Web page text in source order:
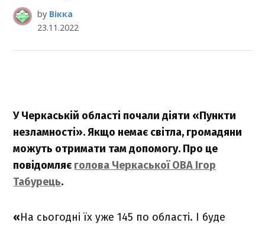
by Вікка
23.11.2022
У Черкаській області почали діяти «Пункти
незламності». Якщо немає світла, громадяни
можуть отримати там допомогу. Про це
повідомляє голова Черкаської ОВА Ігор
Табурець.
«На сьогодні їх уже 145 по області. І буде